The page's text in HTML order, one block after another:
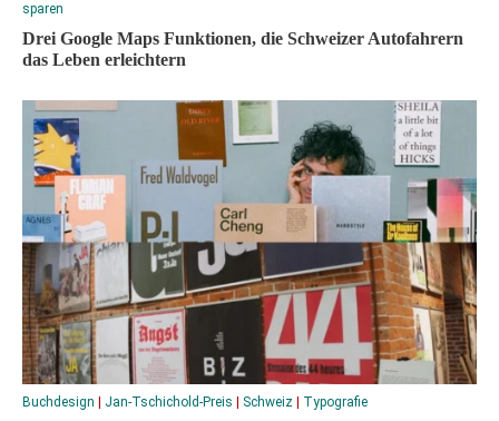
sparen
Drei Google Maps Funktionen, die Schweizer Autofahrern
das Leben erleichtern
Buchdesign Jan-Tschichold-Preis Schweiz Typografie